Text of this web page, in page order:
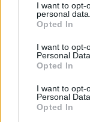
I want to opt-
personal data.
Opted In
I want to opt-
Personal Data.
Opted In
I want to opt-
Personal
Opted In